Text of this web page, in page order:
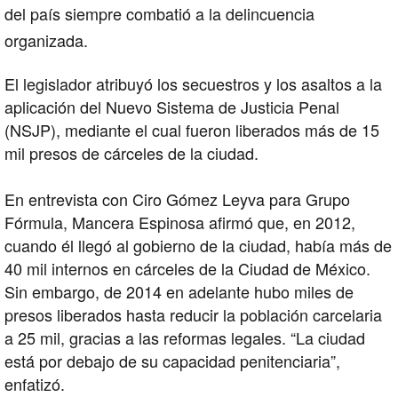
del país siempre combatió a ladelincuencia
organizada.
El legislador atribuyó los secuestros y los asaltos a la
aplicación del Nuevo Sistema de Justicia Penal
(NSJP), mediante el cual fueron liberados más de 15
mil presos de cárceles de la ciudad.
En entrevista con Ciro Gómez Leyva para Grupo
Fórmula, Mancera Espinosa afirmó que, en 2012,
cuando él llegó al gobierno de la ciudad, había más de
40 mil internos en cárceles de la Ciudad de México.
Sin embargo, de 2014 en adelante hubo miles de
presos liberados hasta reducir la población carcelaria
a 25 mil, gracias a las reformas legales. “La ciudad
está por debajo de su capacidad penitenciaria”,
enfatizó.